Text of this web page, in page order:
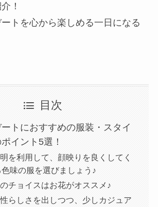
！
トを心から楽しめる一日になる
目次
トにおすすめの服装・スタイ
イント5選！
を利用して、顔映りを良くしてく
味の服を選びましょう♪
チョイスはお花がオススメ♪
らしさを出しつつ、少しカジュア